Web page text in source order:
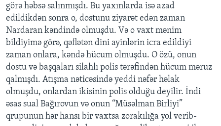
görə həbsə salınmışdı. Bu yaxınlarda isə azad
edildikdən sonra o, dostunu ziyarət edən zaman
Nardaran kəndində olmuşdu. Və o vaxt mənim
bildiyimə görə, qəflətən dini ayinlərin icra edildiyi
zaman onlara, kəndə hücum olmuşdu. O özü, onun
dostu və başqaları silahlı polis tərəfindən hücum məruz
qalmışdı. Atışma nəticəsində yeddi nəfər həlak
olmuşdu, onlardan ikisinin polis olduğu deyilir. İndi
əsas sual Bağırovun və onun “Müsəlman Birliyi”
qrupunun hər hansı bir vaxtsa zorakılığa yol verib-